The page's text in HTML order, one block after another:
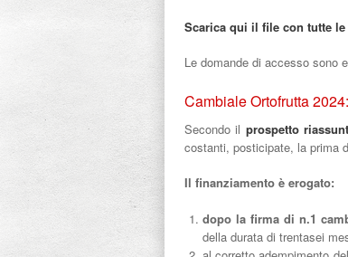
Scarica qui il file con tutte
Le domande di accesso sono
Cambiale Ortofrutta
Secondo il prospetto
costanti, posticipate, la prima
Il finanziamento è erogato:
dopo la firma di n.1
della durata di trentasei